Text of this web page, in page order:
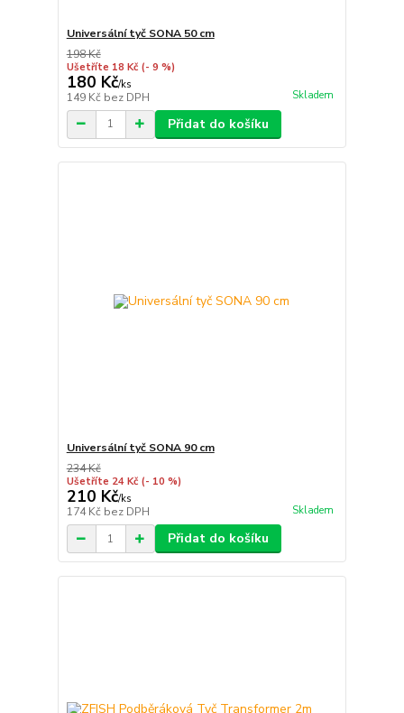
Universální tyč SONA 50 cm
198 Kč
Ušetříte 18 Kč (- 9 %)
180 Kč/ks
149 Kč bez DPH Skladem
Přidat do košíku
Universální tyč SONA 90 cm
234 Kč
Ušetříte 24 Kč (- 10 %)
210 Kč/ks
174 Kč bez DPH Skladem
Přidat do košíku